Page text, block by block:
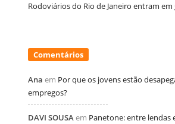
Rodoviários do Rio de Janeiro entram em
Comentários
Ana em Por que os jovens estão
empregos?
DAVI SOUSAem Panetone: entre lendas